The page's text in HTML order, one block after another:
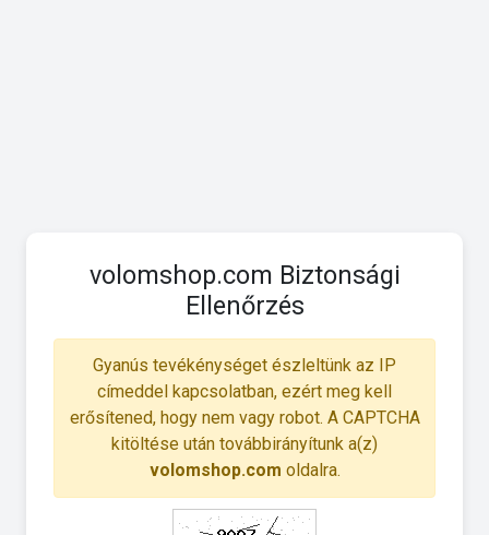
volomshop.com Biztonsági
Ellenőrzés
Gyanús tevékénységet észleltünk az IP
címeddel kapcsolatban, ezért meg kell
erősítened, hogy nem vagy robot. A CAPTCHA
kitöltése után továbbirányítunk a(z)
volomshop.com oldalra.